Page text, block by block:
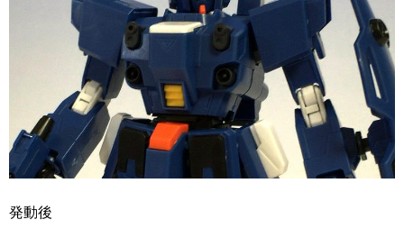
発動後